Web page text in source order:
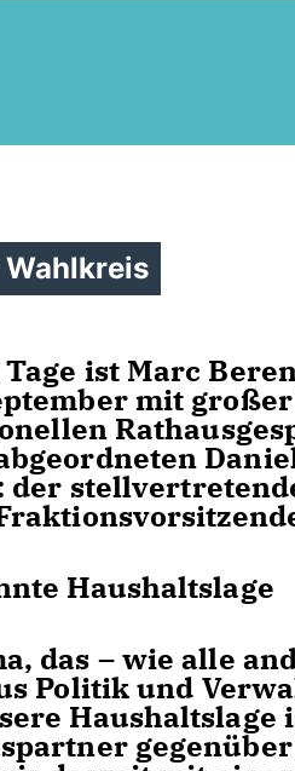
Tage ist Marc
mit
der
Haushaltslage
das – wie alle
Politik und
Haushaltslage